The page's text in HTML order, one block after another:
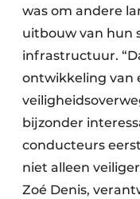
was om andere
uitbouw van hun
infrastructuur.
ontwikkeling van
bijzonder
conducteurs
niet alleen
Zoé Denis,